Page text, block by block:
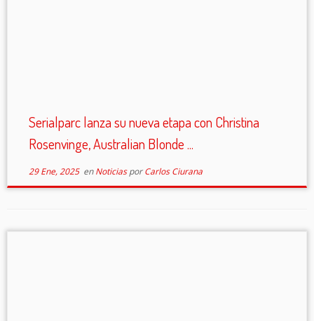
Serialparc lanza su nueva etapa con Christina
Rosenvinge, Australian Blonde ...
29 Ene, 2025enNoticiasporCarlos Ciurana